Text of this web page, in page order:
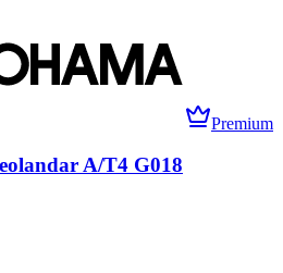
Premium
A/T4 G018